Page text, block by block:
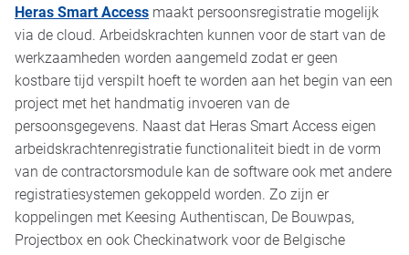
Heras Smart Access maakt persoonsregistratie mogelijk
via de cloud. Arbeidskrachten kunnen voor de start van de
werkzaamheden worden aangemeld zodat er geen
kostbare tijd verspilt hoeft te worden aan het begin van een
project met het handmatig invoeren van de
persoonsgegevens. Naast dat Heras Smart Access eigen
arbeidskrachtenregistratie functionaliteit biedt in de vorm
van de contractorsmodule kan de software ook met andere
registratiesystemen gekoppeld worden. Zo zijn er
koppelingen met Keesing Authentiscan, De Bouwpas,
Projectbox en ook Checkinatwork voor de Belgische